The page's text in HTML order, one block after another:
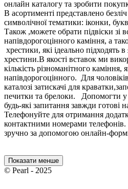
онлайн каталогу та зробити
В асортименті представлено безліч
символічної тематики: іконки,
Також ,можете обрати підвіски зі
напівдорогоцінного каміння, а
хрестики, які ідеально підходять
хрестини.В якості вставок ми
кількість різноманітного каміння,
напівдорогоцінного. Для
каталозі затискачі для
печитки та брелоки. Допомогти у
будь-які запитання завжди готові
Телефонуйте для отримання
контактними номерами
зручно за допомогою онлайн-
Показати менше
© Pearl - 2025